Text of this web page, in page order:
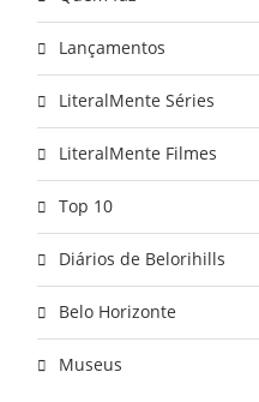
Lançamentos
LiteralMente Séries
LiteralMente Filmes
Top 10
Diários de Belorihills
Belo Horizonte
Museus